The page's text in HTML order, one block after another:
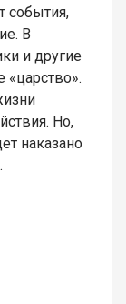
события,
В
и другие
«царство».
Но,
наказано